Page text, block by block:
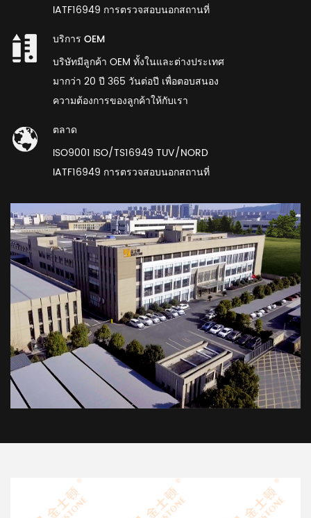
IATF16949 การตรวจสอบนอกสถานที่
บริการ OEM
บริษัทมีลูกค้า OEM ทั้งในและต่างประเทศ
มากว่า 20 ปี 365 วันต่อปี เพื่อตอบสนอง
ความต้องการของลูกค้าให้กับเรา
ตลาด
ISO9001 ISO/TS16949 TUV/NORD
IATF16949 การตรวจสอบนอกสถานที่